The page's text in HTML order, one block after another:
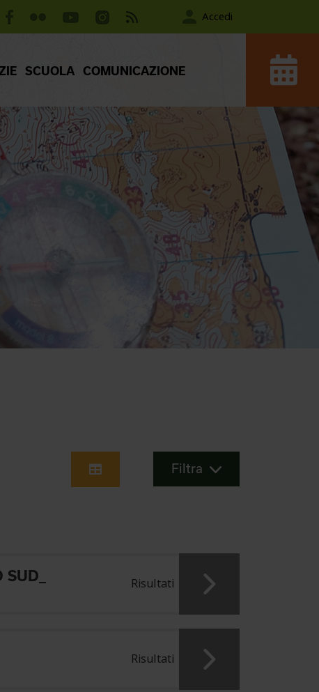
Accedi
SCUOLA COMUNICAZIONE
Filtra
Risultati
Risultati